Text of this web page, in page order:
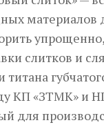
материалов
слитков и
КП «ЗТМК» и
для